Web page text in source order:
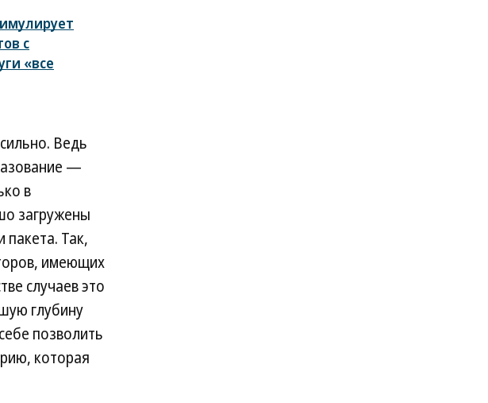
с
«все
Ведь
—
в
загружены
Так,
имеющих
случаев это
глубину
позволить
которая